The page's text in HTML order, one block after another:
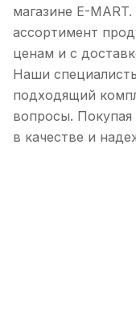
магазине E-
ассортимент
ценам и с
Наши
подходящий
вопросы.
в качестве и